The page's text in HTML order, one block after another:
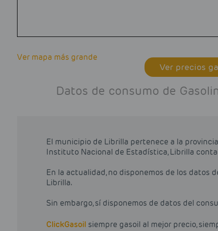
Ver mapa más grande
Ver precios
Datos de consumo de
El municipio de Librilla pertenece a la
Instituto Nacional de Estadística, Librilla
En la actualidad, no disponemos de los datos
Librilla.
Sin embargo, sí disponemos de datos del
ClickGasoil siempre gasoil al mejor precio,